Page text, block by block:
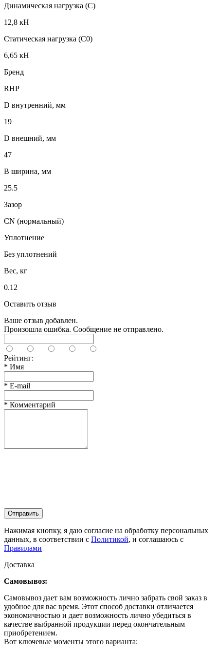
Динамическая нагрузка (C)
12,8 кН
Статическая нагрузка (C0)
6,65 кН
Бренд
RHP
D внутренний, мм
19
D внешний, мм
47
B ширина, мм
25.5
Зазор
CN (нормальный)
Уплотнение
Без уплотнений
Вес, кг
0.12
Оставить отзыв
Ваше отзыв добавлен.
Произошла ошибка. Сообщение не отправлено.
Рейтинг:
* Имя
* E-mail
* Комментарий
Отправить
Нажимая кнопку, я даю согласие на обработку персональных
данных, в соответствии с Политикой, и соглашаюсь с
Правилами
Доставка
Самовывоз:
Самовывоз дает вам возможность лично забрать свой заказ в
удобное для вас время. Этот способ доставки отличается
экономичностью и дает возможность лично убедиться в
качестве выбранной продукции перед окончательным
приобретением.
Вот ключевые моменты этого варианта: